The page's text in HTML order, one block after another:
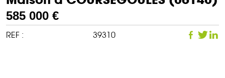
585 000 €
REF : 39310